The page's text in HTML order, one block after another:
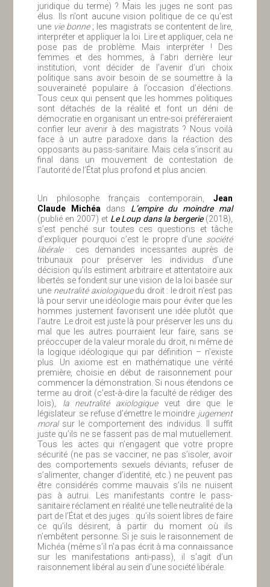
juridique du terme) ? Mais les juges ne sont pas
élus. Ils n’ont aucune vision politique de ce qu’est
une vie bonne; les magistrats se contentent de lire,
interpréter et appliquer la loi. Lire et appliquer, cela ne
pose pas de problème. Mais interpréter ! Des
femmes et des hommes, à l’abri derrière leur
institution, vont décider de l’avenir d’un choix
politique sans avoir besoin de se soumettre à la
souveraineté populaire à l’occasion d’élections.
Tous ceux qui pensent que les hommes politiques
sont détachés de la réalité et font un déni de
démocratie en organisant un entre-soi préféreraient
confier leur avenir à des magistrats ? Nous voilà
face à un autre paradoxe dans la réaction des
opposants au pass-sanitaire. Mais cela s’inscrit au
final dans un mouvement de contestation de
l’autorité de l’État plus profond et plus ancien.
Un philosophe français contemporain, Jean
Claude Michéa dans L’empire du moindre mal
(publié en 2007) et Le Loup dans la bergerie(2018),
s’est penché sur toutes ces questions et tâche
d’expliquer pourquoi c’est le propre d’une société
libérale: ces demandes incessantes auprès de
tribunaux pour préserver les individus d’une
décision qu’ils estiment arbitraire et attentatoire aux
libertés se fondent sur une vision de la loi basée sur
une neutralité axiologiquedu droit : le droit n’est pas
là pour servir une idéologie mais pour éviter que les
hommes justement favorisent une idée plutôt que
l’autre. Le droit est juste là pour préserver les uns du
mal que les autres pourraient leur faire, sans se
préoccuper de la valeur morale du droit, ni même de
la logique idéologique qui par définition – n’existe
plus. Un axiome est en mathématique une vérité
première, choisie en début de raisonnement pour
commencer la démonstration. Si nous étendons ce
terme au droit (c’est-à-dire la faculté de rédiger des
lois), la neutralité axiologiqueveut dire que le
législateur se refuse d’émettre le moindre jugement
moralsur le comportement des individus. Il suffit
juste qu’ils ne se fassent pas de mal mutuellement.
Tous les actes qui n’engagent que votre propre
sécurité (ne pas se vacciner, ne pas s’isoler, avoir
des comportements sexuels déviants, refuser de
s’alimenter, changer d’identité, etc.) ne peuvent pas
être considérés comme mauvais s’ils ne nuisent
pas à autrui. Les manifestants contre le pass-
sanitaire réclament en réalité une telle neutralité de la
part de l’État et des juges : qu’ils soient libres de faire
ce qu’ils désirent, à partir du moment où ils
n’embêtent personne. Si je suis le raisonnement de
Michéa (même s’il n’a pas écrit à ma connaissance
sur les manifestations anti-pass), il s’agit d’un
raisonnement libéral au sein d’une société libérale.